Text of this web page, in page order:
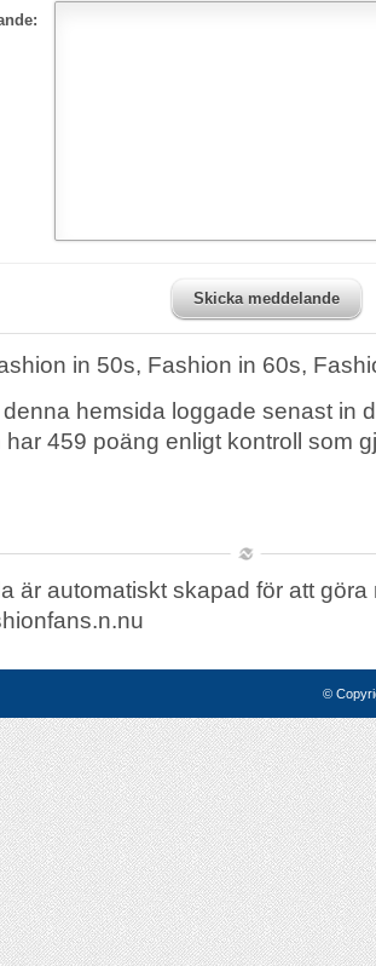
Skicka meddelande
in 50s, Fashion in 60s,
hemsida loggade senast in
har 459 poäng enligt kontroll som
är automatiskt skapad för att göra
©